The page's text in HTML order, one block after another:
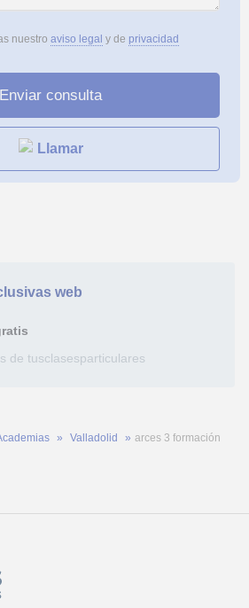
nuestro aviso legal y de privacidad
Llamar
web
de tusclasesparticulares
Valladolid arces 3 formación